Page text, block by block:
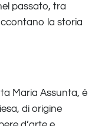
passato, tra
la storia
Maria Assunta, è
di origine